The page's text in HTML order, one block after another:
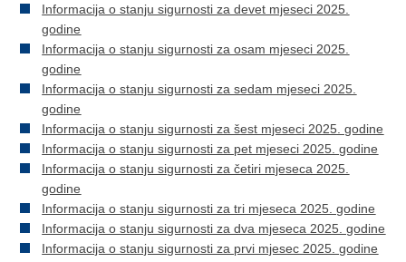
Informacija o stanju sigurnosti za devet mjeseci 2025.
godine
Informacija o stanju sigurnosti za osam mjeseci 2025.
godine
Informacija o stanju sigurnosti za sedam mjeseci 2025.
godine
Informacija o stanju sigurnosti za šest mjeseci 2025. godine
Informacija o stanju sigurnosti za pet mjeseci 2025. godine
Informacija o stanju sigurnosti za četiri mjeseca 2025.
godine
Informacija o stanju sigurnosti za tri mjeseca 2025. godine
Informacija o stanju sigurnosti za dva mjeseca 2025. godine
Informacija o stanju sigurnosti za prvi mjesec 2025. godine